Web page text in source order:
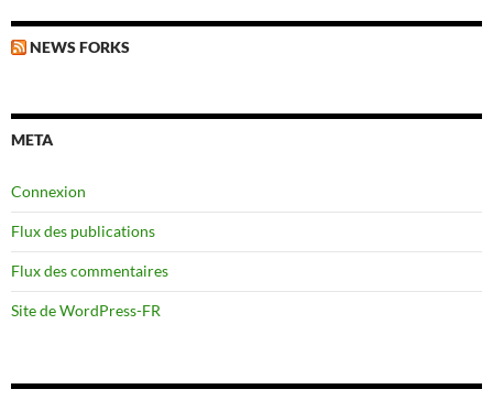
NEWS FORKS
META
Connexion
Flux des publications
Flux des commentaires
Site de WordPress-FR